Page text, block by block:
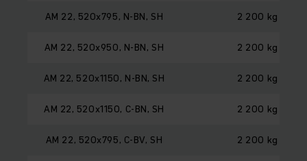
AM 22, 520x795, N-BN, SH 2 200 kg
AM 22, 520x950, N-BN, SH 2 200 kg
AM 22, 520x1150, N-BN, SH 2 200 kg
AM 22, 520x1150, C-BN, SH 2 200 kg
AM 22, 520x795, C-BV, SH 2 200 kg